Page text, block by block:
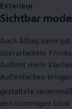
Exterieur
Sichtbar
Auch Alltag kann
überarbeitete
Auftritt mehr
Außenfarben
gestaltete
den stimmigen